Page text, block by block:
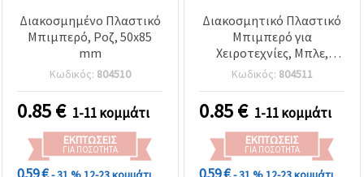
Διακοσμημένο Πλαστικό
Μπιμπερό, Ροζ, 50x85
mm
Κωδικός: 804510
0.85€ 1-11 κομμάτι
ΕΚΠΤΏΣΕΙΣ
ΓΙΑ ΠΟΣΌΤΗΤΑ
0.59 €
Διακοσμητικό Πλαστικό
Μπιμπερό για
Χειροτεχνίες, Μπλε,
50x85 mm
Κωδικός: 804511
0.85€ 1-11 κομμάτι
ΕΚΠΤΏΣΕΙΣ
ΓΙΑ ΠΟΣΌΤΗΤΑ
0.59 €